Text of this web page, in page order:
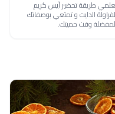
طريقة تحضير آيس كريم
الدايت و تمتعي بوصفاتك
وقت حميتك.